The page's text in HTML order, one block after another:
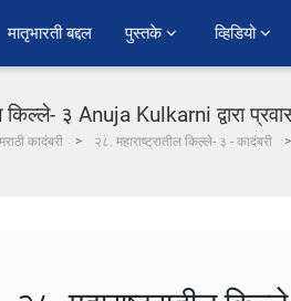
﻿मातृभारती बद्दल पुस्तके व्हिडियो
किल्ले- ३ Anuja Kulkarni द्वारा
मराठी कादंबरी २८. महाराष्ट्रातील किल्ले- ३ - कादंबरी